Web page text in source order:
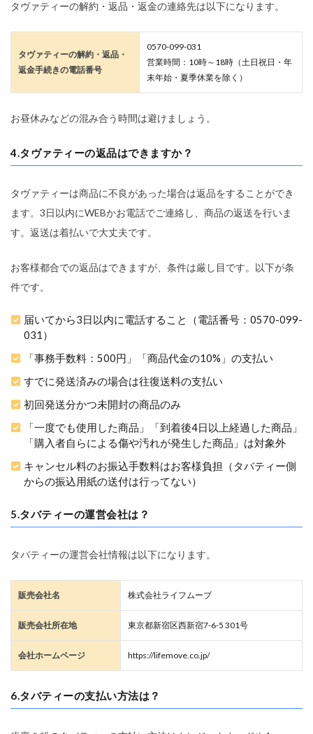
タヴァティーの解約・返品・返金の連絡先は以下になります。
タヴァティーの解約・返品・
返金手続きの電話番号
0570-099-031
営業時間：10時～18時（土日祝日・年
末年始・夏季休業を除く）
お昼休みなどの混み合う時間は避けましょう。
4.タヴァティーの返品はできますか？
タヴァティーは商品に不良があった場合は返品をすることができ
ます。3日以内にWEBかお電話でご連絡し、商品の返送を行いま
す。返送は着払いで大丈夫です。
お客様都合での返品はできますが、条件は厳し目です。以下が条
件です。
届いてから3日以内に電話すること（電話番号：0570-099-
031）
「事務手数料：500円」「商品代金の10%」の支払い
すでに発送済みの場合は往復送料の支払い
初回発送分かつ未開封の商品のみ
「一度でも使用した商品」「到着後4日以上経過した商品」
「購入者自らによる傷や汚れが発生した商品」は対象外
キャンセル料のお振込手数料はお客様負担（タバティー側
からの振込用紙の送付は行ってない）
5.タバティーの運営会社は？
タバティーの運営会社情報は以下になります。
販売会社名 株式会社ライフムーブ
販売会社所在地 東京都新宿区西新宿7-6-5 301号
会社ホームページ https://lifemove.co.jp/
6.タバティーの支払い方法は？